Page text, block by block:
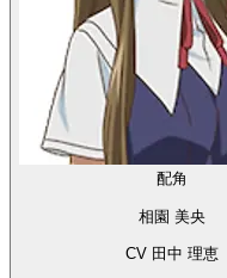
配角
相園 美央
CV 田中 理恵